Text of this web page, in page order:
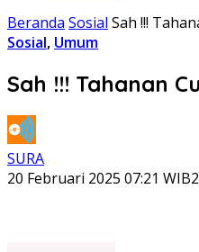
Beranda Sosial Sah !!!
Sosial, Umum
Sah !!! Tahanan
SURA
20 Februari 2025 07:21 WIB